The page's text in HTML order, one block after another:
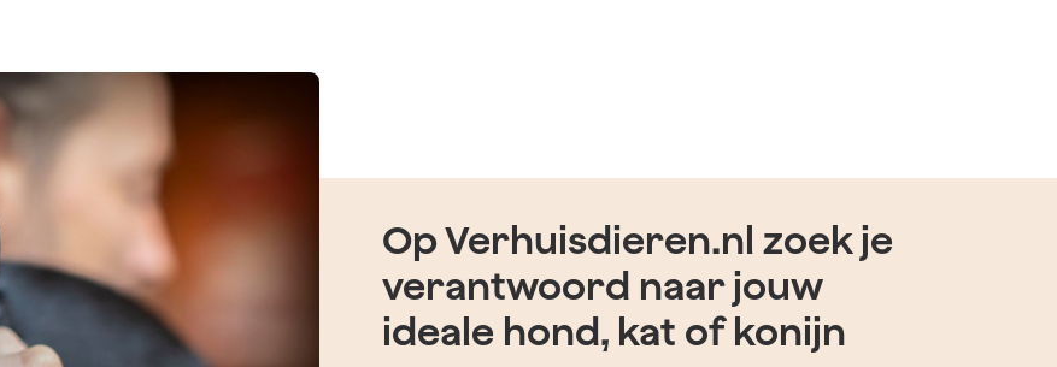
Op Verhuisdieren.nl zoek je
verantwoord naar jouw
ideale hond, kat of konijn